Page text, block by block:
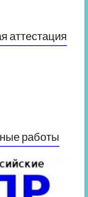
аттестация
работы